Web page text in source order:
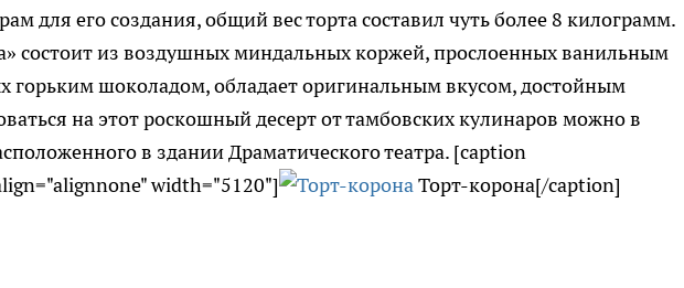
для его создания, общий вес торта составил чуть более 8 килограмм.
состоит из воздушных миндальных коржей, прослоенных ванильным
горьким шоколадом, обладает оригинальным вкусом, достойным
на этот роскошный десерт от тамбовских кулинаров можно в
в здании Драматического театра. [caption
width="5120"]
Торт-корона[/caption]